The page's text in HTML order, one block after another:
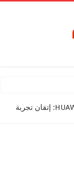
مراجعة هاتف HUAWEI Mate X3: إتقان تجربة